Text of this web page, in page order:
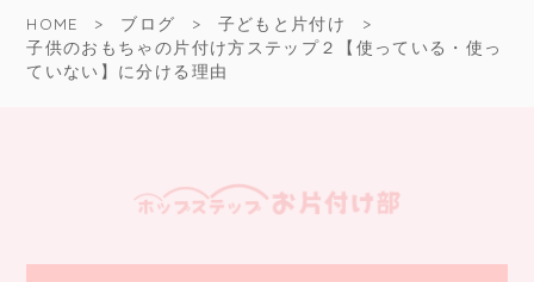
HOME ブログ
子どもと片付け
子供のおもちゃの片付け方ステップ２【使っている・使っ
ていない】に分ける理由